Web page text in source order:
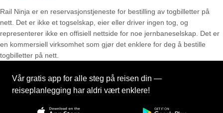
Rail Ninja er en reservasjons­tjeneste for bestilling av togbilletter på
nett. Det er ikke et togselskap, eier eller driver ingen tog, og
representerer ikke en offisiell nettside for noe jernbaneselskap. Det er
en kommersiell virksomhet som gjør det enklere for deg å bestille
togbilletter på nett.
Vår gratis app for alle steg på reisen din —
reiseplanlegging har aldri vært enklere!